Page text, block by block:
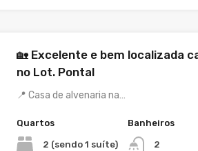
🏡 Excelente e bem localizada
no Lot. Pontal
📍 Casa de alvenaria na…
Quartos
2 (sendo 1 suíte)
Banheiros
2